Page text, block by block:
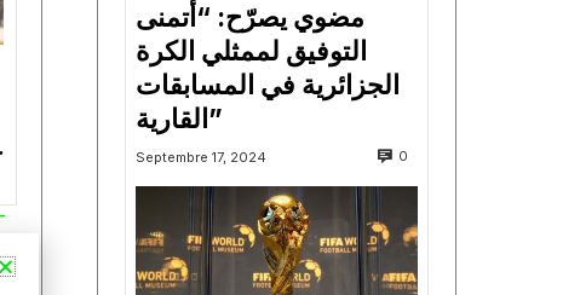
مضوي يصرّح: “أتمنى
التوفيق لممثلي الكرة
الجزائرية في المسابقات
القارية”
Septembre 17, 2024 0